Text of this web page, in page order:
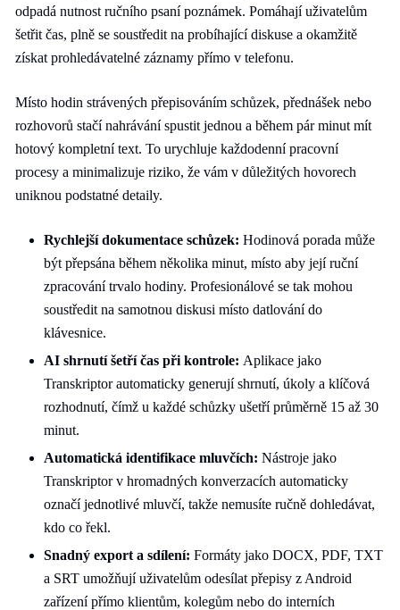
odpadá nutnost ručního psaní poznámek. Pomáhají uživatelům
šetřit čas, plně se soustředit na probíhající diskuse a okamžitě
získat prohledávatelné záznamy přímo v telefonu.
Místo hodin strávených přepisováním schůzek, přednášek nebo
rozhovorů stačí nahrávání spustit jednou a během pár minut mít
hotový kompletní text. To urychluje každodenní pracovní
procesy a minimalizuje riziko, že vám v důležitých hovorech
uniknou podstatné detaily.
Rychlejší dokumentace schůzek: Hodinová porada může
být přepsána během několika minut, místo aby její ruční
zpracování trvalo hodiny. Profesionálové se tak mohou
soustředit na samotnou diskusi místo datlování do
klávesnice.
AI shrnutí šetří čas při kontrole: Aplikace jako
Transkriptor automaticky generují shrnutí, úkoly a klíčová
rozhodnutí, čímž u každé schůzky ušetří průměrně 15 až 30
minut.
Automatická identifikace mluvčích: Nástroje jako
Transkriptor v hromadných konverzacích automaticky
označí jednotlivé mluvčí, takže nemusíte ručně dohledávat,
kdo co řekl.
Snadný export a sdílení: Formáty jako DOCX, PDF, TXT
a SRT umožňují uživatelům odesílat přepisy z Android
zařízení přímo klientům, kolegům nebo do interních